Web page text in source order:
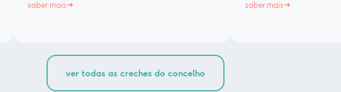
saber mais saber mais
ver todas as creches do concelho